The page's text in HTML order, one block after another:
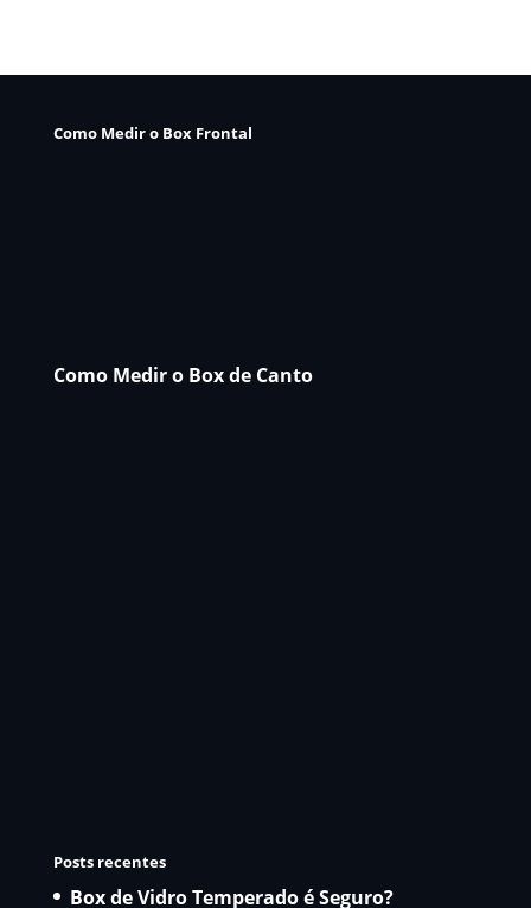
Como Medir o Box Frontal
Como Medir o Box de Canto
Posts recentes
Box de Vidro Temperado é Seguro?